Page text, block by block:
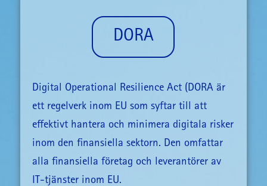
DORA
Digital Operational Resilience Act (DORA är
ett regelverk inom EU som syftar till att
effektivt hantera och minimera digitala risker
inom den finansiella sektorn. Den omfattar
alla finansiella företag och leverantörer av
IT-tjänster inom EU.